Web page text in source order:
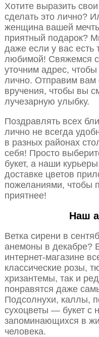
Хотите выразить
сделать это лично?
женщина вашей
приятный подарок?
даже если у вас есть
любимой! Свяжемся с
уточним адрес,
лично. Отправим вам
вручения, чтобы вы
лучезарную улыбку.
Поздравлять всех
лично не всегда
в разных районах
себя! Просто
букет, а наши
доставке цветов
пожеланиями, чтобы
приятнее!
Наш
Ветка сирени в
анемоны в декабре?
интернет-магазине
классические розы,
хризантемы, так и
понравятся даже
Подсолнухи, каллы,
сухоцветы — букет с
запоминающихся в
человека.